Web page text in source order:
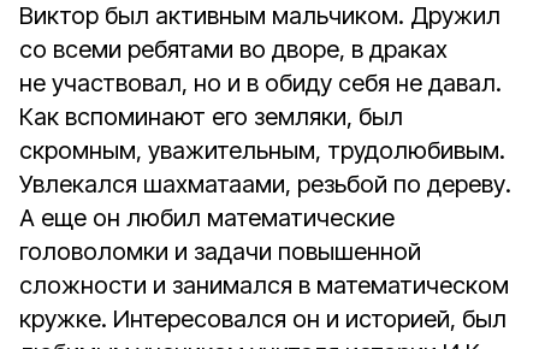
Виктор был активным мальчиком. Дружил
со всеми ребятами во дворе, в драках
не участвовал, но и в обиду себя не давал.
Как вспоминают его земляки, был
скромным, уважительным, трудолюбивым.
Увлекался шахматаами, резьбой по дереву.
А еще он любил математические
головоломки и задачи повышенной
сложности и занимался в математическом
кружке. Интересовался он и историей, был